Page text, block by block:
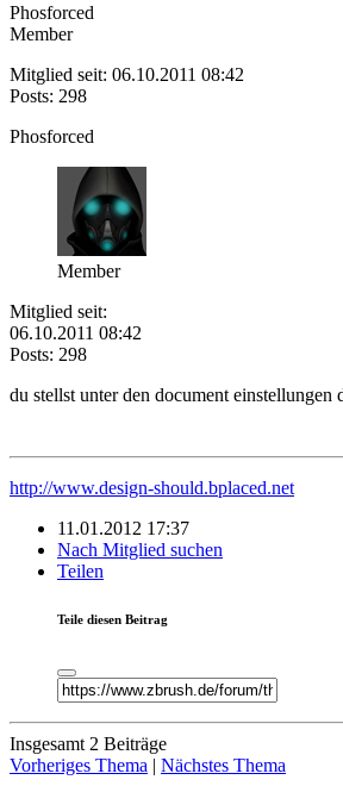
Phosforced
Member
Mitglied seit: 06.10.2011 08:42
Posts: 298
Phosforced
Member
Mitglied seit:
06.10.2011 08:42
Posts: 298
du stellst unter den document
http://www.design-should.bplaced.net
11.01.2012 17:37
Nach Mitglied suchen
Teilen
Teile diesen Beitrag
Insgesamt 2 Beiträge
Vorheriges Thema | Nächstes Thema